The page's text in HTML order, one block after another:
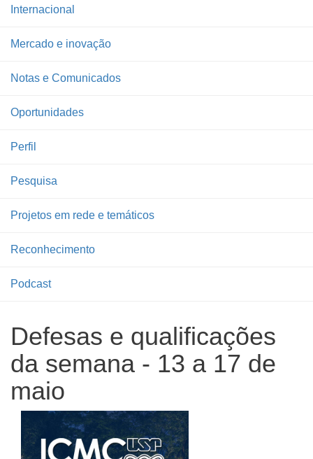
Internacional
Mercado e inovação
Notas e Comunicados
Oportunidades
Perfil
Pesquisa
Projetos em rede e temáticos
Reconhecimento
Podcast
Defesas e qualificações
da semana - 13 a 17 de
maio